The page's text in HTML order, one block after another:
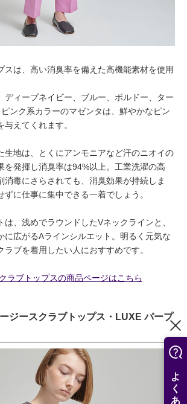
スは、高い消臭率を備えた高機能素材を使用
ディープネイビー、ブルー、ボルドー、ター
ンク系カラーのマゼンタは、鮮やかなピン
えてくれます。
生地は、とくにアンモニアなど汗のニオイの
を発揮し消臭率は94%以上。工業洗濯の高
消毒にさらされても、消臭効果が持続しま
に仕事に集中できる一着でしょう。
は、浅めでラウンドしたVネックラインと、
に広がるAラインシルエット。明るく元気な
ラブを着用したい人におすすめです。
ラブトップスの商品ページはこちら
ジースクラブトップス・LUXE パープ